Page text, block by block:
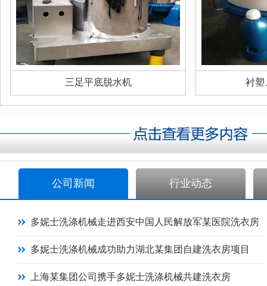
三足平底脱水机 衬塑
公司新闻 行业动态
多妮士洗涤机械走进西安中国人民解放军某医院洗衣房
多妮士洗涤机械成功助力湖北某集团自建洗衣房项目
上海某集团公司携手多妮士洗涤机械共建洗衣房